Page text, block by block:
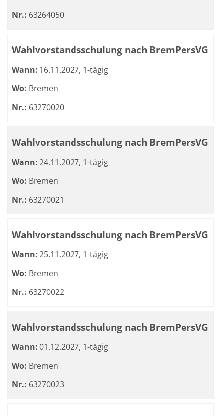
Nr.: 63264050
Wahlvorstandsschulung nach BremPersVG
Wann: 16.11.2027, 1-tägig
Wo: Bremen
Nr.: 63270020
Wahlvorstandsschulung nach BremPersVG
Wann: 24.11.2027, 1-tägig
Wo: Bremen
Nr.: 63270021
Wahlvorstandsschulung nach BremPersVG
Wann: 25.11.2027, 1-tägig
Wo: Bremen
Nr.: 63270022
Wahlvorstandsschulung nach BremPersVG
Wann: 01.12.2027, 1-tägig
Wo: Bremen
Nr.: 63270023